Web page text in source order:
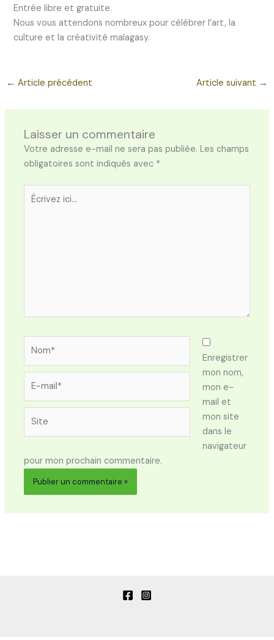
Entrée libre et gratuite.
Nous vous attendons nombreux pour célébrer l’art, la
culture et la créativité malagasy.
← Article précédent Article suivant →
Laisser un commentaire
Votre adresse e-mail ne sera pas publiée. Les champs
obligatoires sont indiqués avec *
Écrivez
ici…
Enregistrer
mon nom,
mon e-
mail et
mon site
dans le
navigateur
pour mon prochain commentaire.